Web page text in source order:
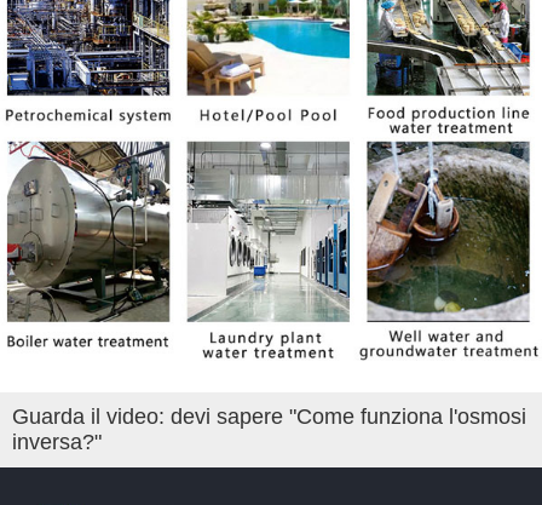
Guarda il video: devi sapere "Come funziona l'osmosi
inversa?"